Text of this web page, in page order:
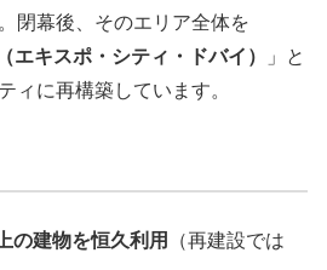
閉幕後、そのエリア全体を
エキスポ・シティ・ドバイ）
」と
ィに再構築しています。
の建物を恒久利用
（再建設では